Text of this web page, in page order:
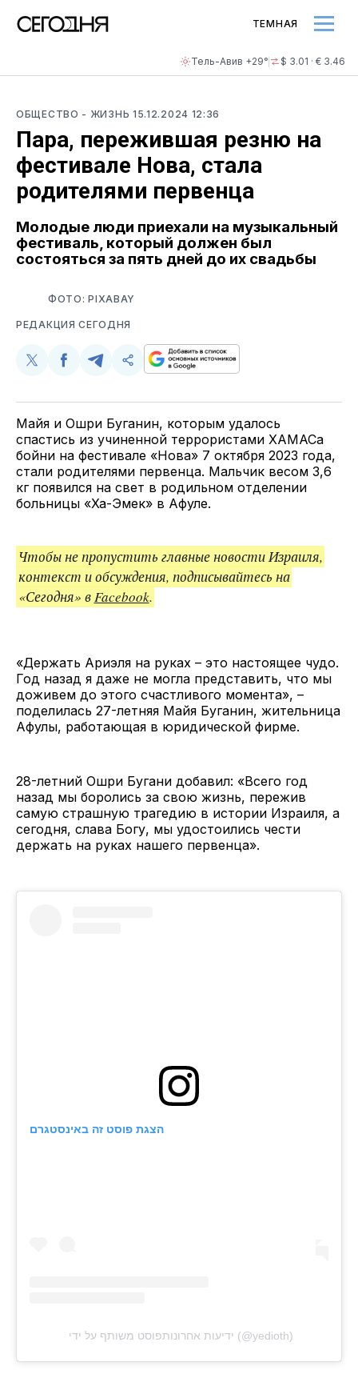
Тель-Авив +29° $ 3.01 · € 3.46
ТЕМНАЯ
ОБЩЕСТВО - ЖИЗНЬ 15.12.2024 12:36
Пара, пережившая резню на
фестивале Нова, стала
родителями первенца
Молодые люди приехали на музыкальный
фестиваль, который должен был
состояться за пять дней до их свадьбы
ФОТО: PIXABAY
РЕДАКЦИЯ СЕГОДНЯ
Поделиться
Twitter
Поделиться
Facebook
Поделиться
Telegram
Скопируйте
поделитесь
Майя и Ошри Буганин, которым удалось
спастись из учиненной террористами ХАМАСа
бойни на фестивале «Нова» 7 октября 2023 года,
стали родителями первенца. Мальчик весом 3,6
кг появился на свет в родильном отделении
больницы «Ха-Эмек» в Афуле.
Чтобы не пропустить главные новости Израиля,
контекст и обсуждения, подписывайтесь на
«Сегодня» вFacebook.
«Держать Ариэля на руках – это настоящее чудо.
Год назад я даже не могла представить, что мы
доживем до этого счастливого момента», –
поделилась 27-летняя Майя Буганин, жительница
Афулы, работающая в юридической фирме.
28-летний Ошри Бугани добавил: «Всего год
назад мы боролись за свою жизнь, пережив
самую страшную трагедию в истории Израиля, а
сегодня, слава Богу, мы удостоились чести
держать на руках нашего первенца».
הצגת פוסט זה באינסטגרם
פוסט משותף על ידי ‏‎ידיעות אחרונות‎‏ (@‏‎yedioth‎‏)